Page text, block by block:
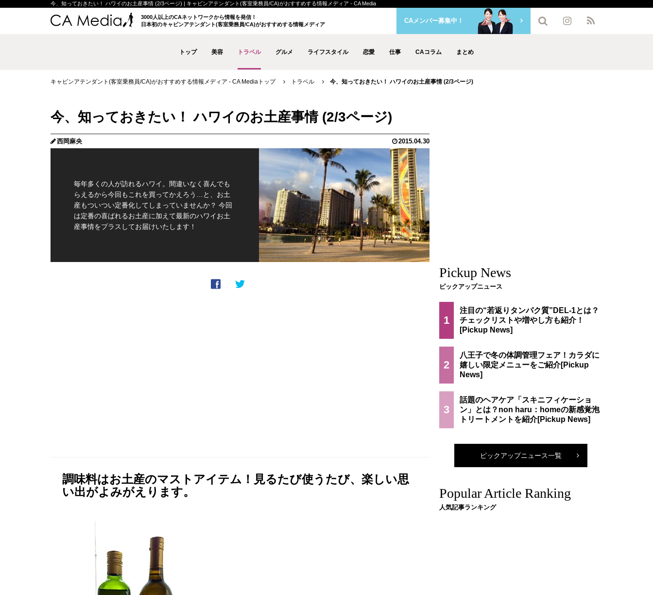
今、知っておきたい！ ハワイのお土産事情 (2/3ページ) | キャビンアテンダント(客室乗務員/CA)がおすすめする情報メディア - CA Media
3000人以上のCAネットワークから情報を発信！
日本初のキャビンアテンダント(客室乗務員/CA)がおすすめする情報メディア
トップ 美容 トラベル グルメ ライフスタイル 恋愛 仕事 CAコラム まとめ
CAメンバー募集中！
キャビンアテンダント(客室乗務員/CA)がおすすめする情報メディア - CA Mediaトップ トラベル 今、知っておきたい！ ハワイのお土産事情 (2/3ページ)
今、知っておきたい！ ハワイのお土産事情 (2/3ページ)
西岡麻央 2015.04.30
毎年多くの人が訪れるハワイ。間違いなく喜んでも
らえるから今回もこれを買ってかえろう…と、お土
産もついつい定番化してしまっていませんか？ 今回
は定番の喜ばれるお土産に加えて最新のハワイお土
産事情をプラスしてお届けいたします！
調味料はお土産のマストアイテム！見るたび使うたび、楽しい思
い出がよみがえります。
Pickup News
ピックアップニュース
1
注目の“若返りタンパク質”DEL-1とは？
チェックリストや増やし方も紹介！
2
八王子で冬の体調管理フェア！カラダに
嬉しい限定メニューをご紹介
3
話題のヘアケア「スキニフィケーショ
ン」とは？non haru：homeの新感覚泡
トリートメントを紹介
ピックアップニュース一覧
Popular Article Ranking
人気記事ランキング